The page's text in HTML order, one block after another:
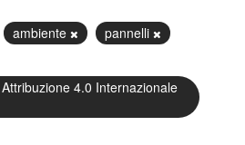
ambiente
pannelli
4.0 Internazionale